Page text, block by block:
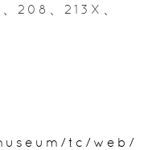
208、213X、
tc/web/